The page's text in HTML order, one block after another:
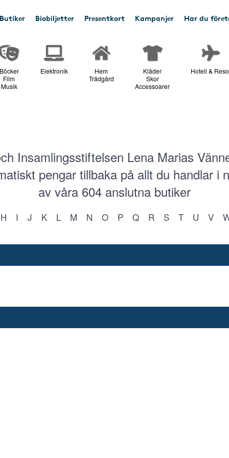
Butiker Biobiljetter Presentkort Kampanjer Har du
Film
Musik
Elektronik
Hem
Trädgård
Kläder
Skor
Accessoarer
Hotell &
Insamlingsstiftelsen Lena Marias
pengar tillbaka på allt du handlar i
av våra 604 anslutna butiker
H I J K L M N O P Q R S T U V